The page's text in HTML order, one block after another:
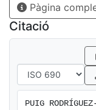
Pàgina
Citació
PUIG